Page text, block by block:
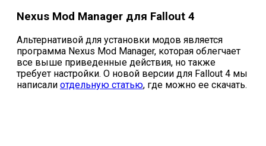
Nexus Mod Manager для Fallout 4
Альтернативой для установки модов является
программа Nexus Mod Manager, которая облегчает
все выше приведенные действия, но также
требует настройки. О новой версии для Fallout 4 мы
написали отдельную статью, где можно ее скачать.